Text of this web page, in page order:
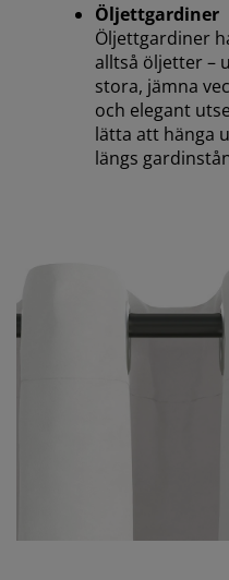
Öljettgardiner
Öljettgardiner
alltså öljetter –
stora, jämna
och elegant
lätta att hänga
längs